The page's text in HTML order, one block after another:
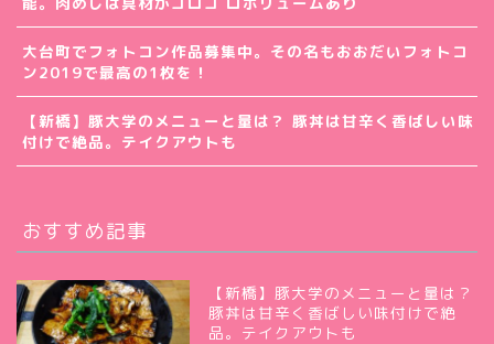
大台町でフォトコン作品募集中。その名もおおだいフォトコ
ン2019で最高の1枚を！
【新橋】豚大学のメニューと量は？ 豚丼は甘辛く香ばしい味
付けで絶品。テイクアウトも
おすすめ記事
【新橋】豚大学のメニューと量は？
豚丼は甘辛く香ばしい味付けで絶
品。テイクアウトも